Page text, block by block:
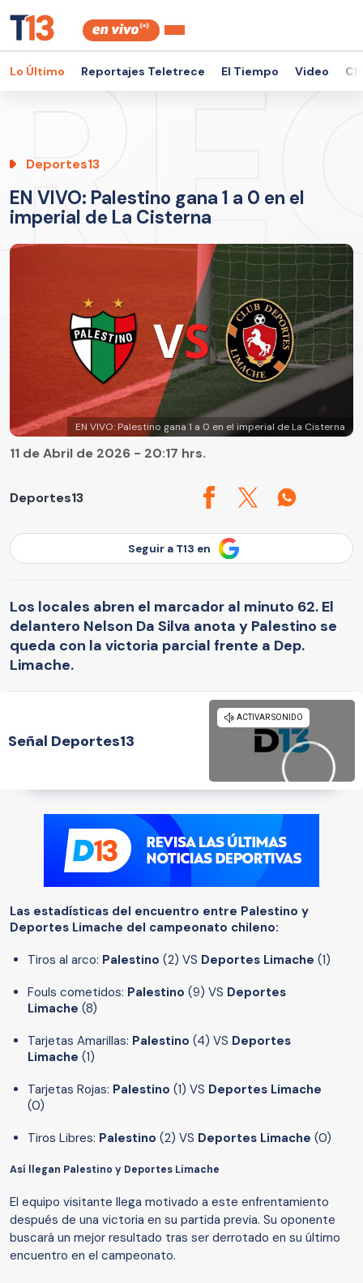
Lo Último Reportajes Teletrece El Tiempo Video
Deportes13
EN VIVO: Palestino gana 1 a 0 en el
imperial de La Cisterna
EN VIVO: Palestino gana 1 a 0 en el imperial de La Cisterna
Deportes13
11 de Abril de 2026 - 20:17 hrs.
Seguir a T13 en
Los locales abren el marcador al minuto 62. El
delantero Nelson Da Silva anota y Palestino se
queda con la victoria parcial frente a Dep.
Limache.
Señal Deportes13
Las estadísticas del encuentro entre Palestino y
Deportes Limache del campeonato chileno:
Tiros al arco: Palestino (2) VS Deportes Limache (1)
Fouls cometidos: Palestino (9) VS Deportes
Limache (8)
Tarjetas Amarillas: Palestino (4) VS Deportes
Limache (1)
Tarjetas Rojas: Palestino (1) VS Deportes Limache
(0)
Tiros Libres: Palestino (2) VS Deportes Limache (0)
Así llegan Palestino y Deportes Limache
El equipo visitante llega motivado a este enfrentamiento
después de una victoria en su partida previa. Su oponente
buscará un mejor resultado tras ser derrotado en su último
encuentro en el campeonato.